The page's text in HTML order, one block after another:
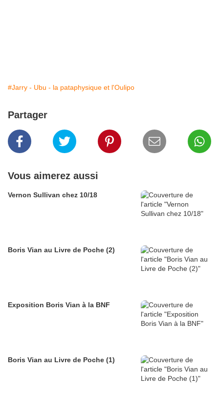
#Jarry - Ubu - la pataphysique et l'Oulipo
Partager
Vous aimerez aussi
Vernon Sullivan chez 10/18
Boris Vian au Livre de Poche (2)
Exposition Boris Vian à la BNF
Boris Vian au Livre de Poche (1)